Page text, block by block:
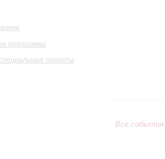
программы
проекты
Все события